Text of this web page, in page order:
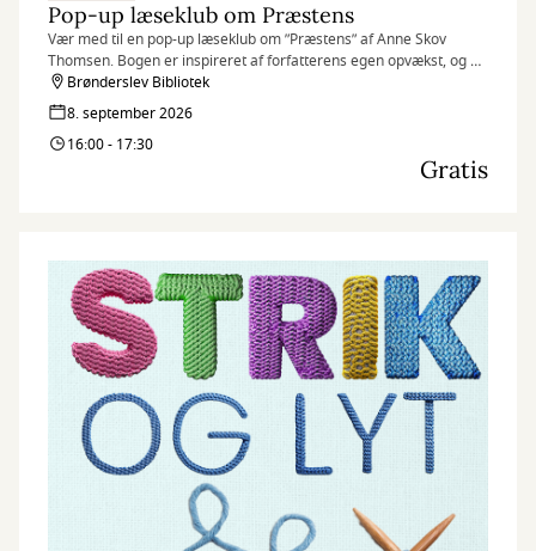
Pop-up læseklub om Præstens
Vær med til en pop-up læseklub om ”Præstens” af Anne Skov
Thomsen. Bogen er inspireret af forfatterens egen opvækst, og er
hendes debutroman. Den giver et blik ind i en helt almindelig
families hverdagsliv med op- og nedture, udfordringer, glæder og
sorger - og alt det midt imellem.
Brønderslev Bibliotek
8. september 2026
16:00 - 17:30
Gratis